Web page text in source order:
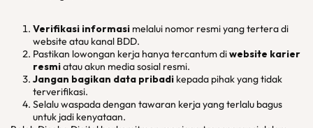
Verifikasi informasi melalui nomor resmi yang tertera di
website atau kanal BDD.
Pastikan lowongan kerja hanya tercantum diwebsite karier
resmiatau akun media sosial resmi.
Jangan bagikan data pribadi kepada pihak yang tidak
terverifikasi.
Selalu waspada dengan tawaran kerja yang terlalu bagus
untuk jadi kenyataan.